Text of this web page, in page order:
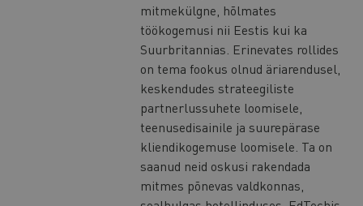
mitmekülgne, hõlmates
töökogemusi nii Eestis kui ka
Suurbritannias. Erinevates rollides
on tema fookus olnud äriarendusel,
keskendudes strateegiliste
partnerlussuhete loomisele,
teenusedisainile ja suurepärase
kliendikogemuse loomisele. Ta on
saanud neid oskusi rakendada
mitmes põnevas valdkonnas,